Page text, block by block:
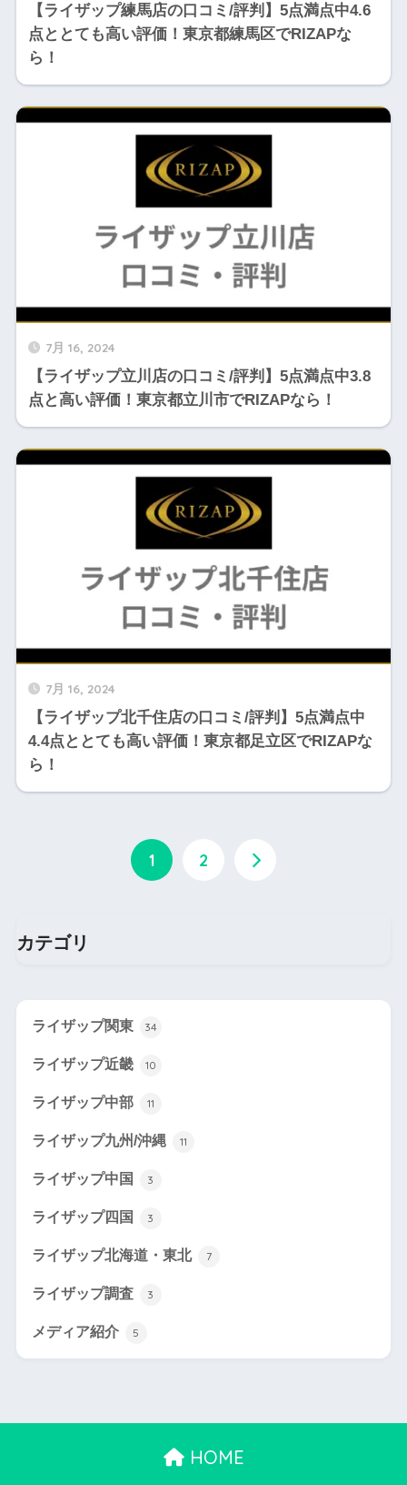
【ライザップ練馬店の口コミ/評判】5点満点中4.6
点ととても高い評価！東京都練馬区でRIZAPな
ら！
7月 16, 2024
【ライザップ立川店の口コミ/評判】5点満点中3.8
点と高い評価！東京都立川市でRIZAPなら！
7月 16, 2024
【ライザップ北千住店の口コミ/評判】5点満点中
4.4点ととても高い評価！東京都足立区でRIZAPな
ら！
1 2
カテゴリ
ライザップ関東 34
ライザップ近畿 10
ライザップ中部 11
ライザップ九州/沖縄 11
ライザップ中国 3
ライザップ四国 3
ライザップ北海道・東北 7
ライザップ調査 3
メディア紹介 5
HOME